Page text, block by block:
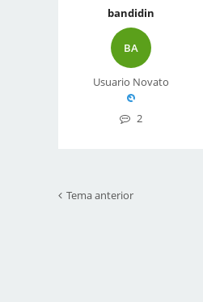
bandidin
BA
Usuario Novato
2
Tema anterior